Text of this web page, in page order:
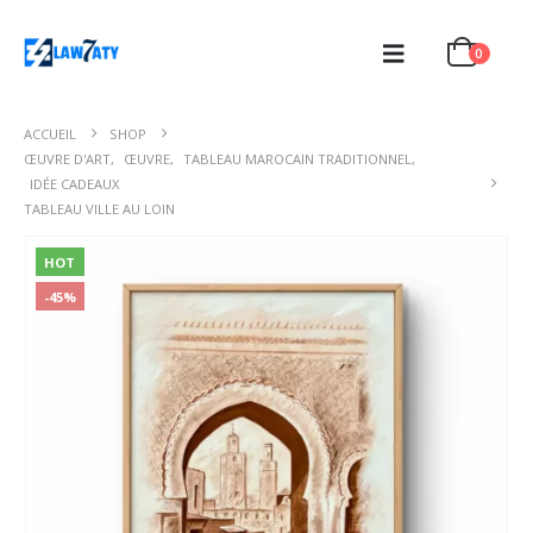
0
ACCUEIL
SHOP
ŒUVRE D'ART, ŒUVRE, TABLEAU MAROCAIN TRADITIONNEL,
IDÉE CADEAUX
TABLEAU VILLE AU LOIN
HOT
-45%